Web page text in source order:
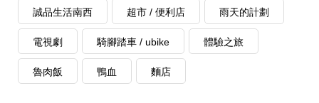
誠品生活南西 超市 / 便利店 雨天的計劃
電視劇 騎腳踏車 / ubike 體驗之旅
魯肉飯 鴨血 麵店